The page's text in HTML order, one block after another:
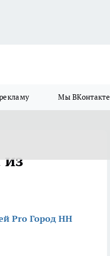
Мы ВКонтакте
Pro Город НН